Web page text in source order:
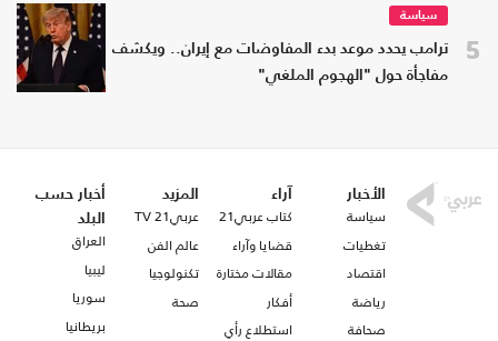
5
سياسة
ترامب يحدد موعد بدء المفاوضات مع إيران.. ويكشف
مفاجأة حول "الهجوم الملغي"
الأخبار
سياسة
تغطيات
اقتصاد
رياضة
صحافة
آراء
كتاب عربي21
قضايا وآراء
مقالات مختارة
أفكار
استطلاع رأي
المزيد
عربي21 TV
عالم الفن
تكنولوجيا
صحة
أخبار حسب
البلد
العراق
ليبيا
سوريا
بريطانيا